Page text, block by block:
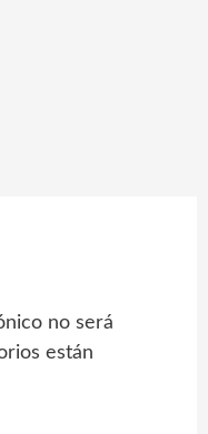
no será
están